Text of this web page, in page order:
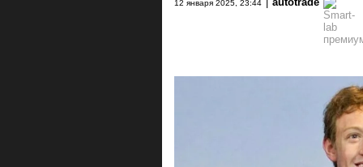
12 января 2025, 23:44